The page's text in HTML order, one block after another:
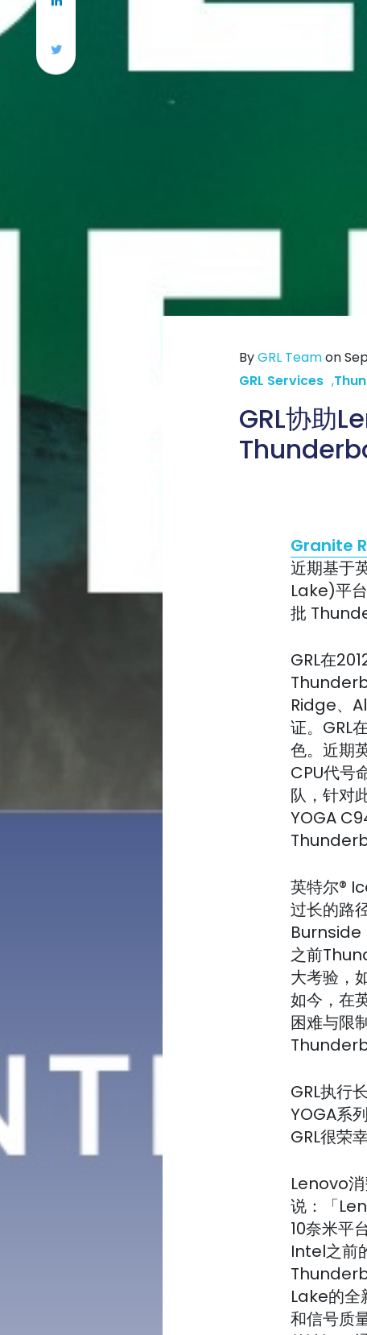
ByGRL Teamon Sep
GRL Services ,
GRL协助
Granite
近期基于
Lake)平
批
GRL在
Ridge、
证。GRL
色。近期
CPU代号
队，针对
YOGA
英特尔®
过长的路
Burnside
之前
大考验，
如今，在
困难与限
GRL执行
YOGA系
GRL很荣
Lenovo消
说：「
10奈米平
Intel之前
Lake的全
和信号质